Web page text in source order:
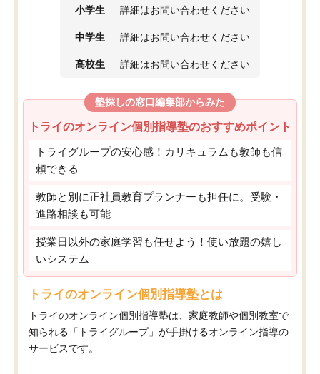
小学生 詳細はお問い合わせください
中学生 詳細はお問い合わせください
高校生 詳細はお問い合わせください
塾探しの窓口編集部からみた
トライのオンライン個別指導塾のおすすめポイント
トライグループの安心感！カリキュラムも教師も信
頼できる
教師と別に正社員教育プランナーも担任に。受験・
進路相談も可能
授業日以外の家庭学習も任せよう！使い放題の嬉し
いシステム
トライのオンライン個別指導塾とは
トライのオンライン個別指導塾は、家庭教師や個別教室で
知られる「トライグループ」が手掛けるオンライン指導の
サービスです。